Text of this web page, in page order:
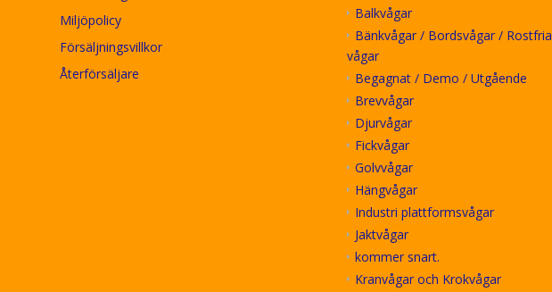
Miljöpolicy
Försäljningsvillkor
Återförsäljare
Balkvågar
Bänkvågar / Bordsvågar / Rostfria
vågar
Begagnat / Demo / Utgående
Brevvågar
Djurvågar
Fickvågar
Golvvågar
Hängvågar
Industri plattformsvågar
Jaktvågar
kommer snart.
Kranvågar och Krokvågar